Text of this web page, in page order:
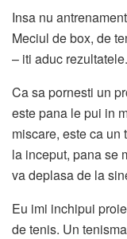
Insa nu
Meciul de box, de
– iti aduc rezultatele.
Ca sa pornesti un
este pana le pui in
miscare, este ca un
la inceput, pana se
va deplasa de la
Eu imi inchipui
de tenis. Un